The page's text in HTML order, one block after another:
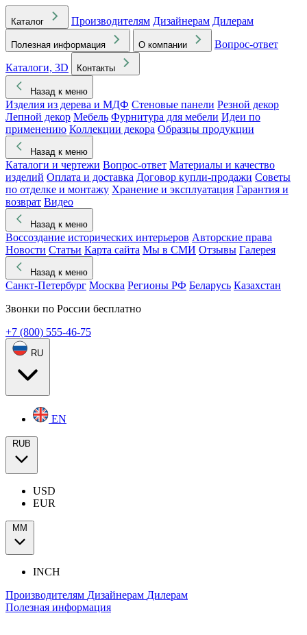
Каталог Производителям Дизайнерам Дилерам
Полезная информация О компании
Вопрос-ответ
Каталоги, 3D
Контакты
Назад к меню
Изделия из дерева и МДФ Стеновые панели Резной декор
Лепной декор Мебель Фурнитура для мебели Идеи по
применению Коллекции декора Образцы продукции
Назад к меню
Каталоги и чертежи Вопрос-ответ Материалы и качество
изделий Оплата и доставка Договор купли-продажи Советы
по отделке и монтажу Хранение и эксплуатация Гарантия и
возврат Видео
Назад к меню
Воссоздание исторических интерьеров Авторские права
Новости Статьи Карта сайта Мы в СМИ Отзывы Галерея
Назад к меню
Санкт-Петербург Москва Регионы РФ Беларусь Казахстан
Звонки по России бесплатно
+7 (800) 555-46-75
RU
EN
RUB
USD
EUR
ММ
INCH
Производителям Дизайнерам Дилерам
Полезная информация